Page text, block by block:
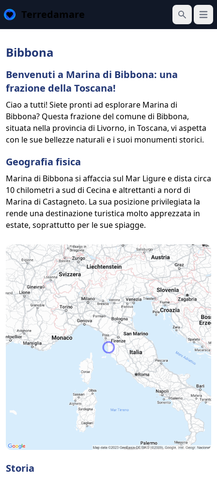
Terredamare
Cerca
Apri
Bibbona
Benvenuti a Marina di Bibbona: una
frazione della Toscana!
Ciao a tutti! Siete pronti ad esplorare Marina di
Bibbona? Questa frazione del comune di Bibbona,
situata nella provincia di Livorno, in Toscana, vi aspetta
con le sue bellezze naturali e i suoi monumenti storici.
Geografia fisica
Marina di Bibbona si affaccia sul Mar Ligure e dista circa
10 chilometri a sud di Cecina e altrettanti a nord di
Marina di Castagneto. La sua posizione privilegiata la
rende una destinazione turistica molto apprezzata in
estate, soprattutto per le sue spiagge.
Storia